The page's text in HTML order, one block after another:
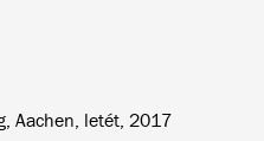
Aachen, letét, 2017